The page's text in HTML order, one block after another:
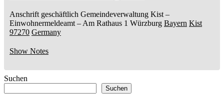
Anschrift geschäftlich Gemeindeverwaltung Kist –
Einwohnermeldeamt – Am Rathaus 1 Würzburg Bayern Kist
97270 Germany
Show Notes
Suchen
Suchen